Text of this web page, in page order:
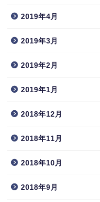
2019年4月
2019年3月
2019年2月
2019年1月
2018年12月
2018年11月
2018年10月
2018年9月